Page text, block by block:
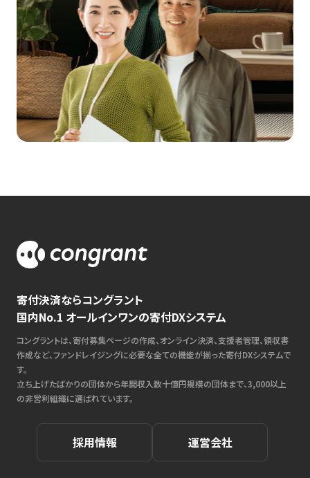
寄付決済ならコングラント
国内No.1 オールインワンの寄付DXシステム
コングラントは、寄付募集ページの作成、オンライン決済、支援者管理、領収書
作成など、ファンドレイジングに必要な全ての機能が揃った寄付DXシステムで
す。
立ち上げたばかりの団体から年間収入数十億円規模の団体まで、3,000以上
の非営利組織に選ばれています。
採用情報 運営会社